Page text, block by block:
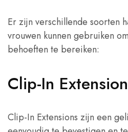
Er zijn verschillende soorten
vrouwen kunnen gebruiken
behoeften te bereiken:
Clip-In
Clip-In Extensions zijn een